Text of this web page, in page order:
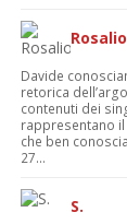
Rosalio
Davide
retorica
contenuti dei
rappresentano il
che ben
27...
S.